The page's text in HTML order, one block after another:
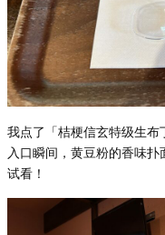
我点了「桔梗信玄特级生布
入口瞬间，黄豆粉的香味
试看！